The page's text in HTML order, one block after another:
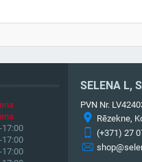
17:00
17:00
17:00
SELENA L,
PVN Nr.
Rēzekne,
(+371) 27